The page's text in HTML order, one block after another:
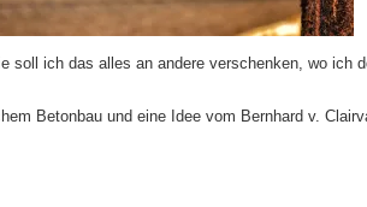
soll ich das alles an andere verschenken, wo ich
Betonbau und eine Idee vom Bernhard v.